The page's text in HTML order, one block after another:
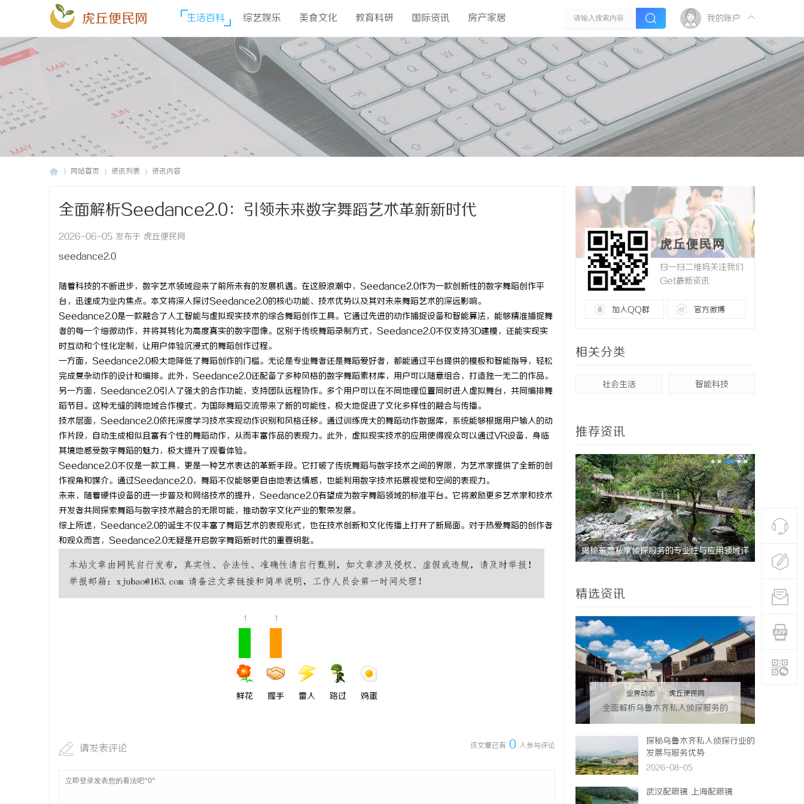
虎丘便民网 生活百科 综艺娱乐 美食文化 教育科研 国际资讯 房产家居 我的账户
网站首页 资讯列表 资讯内容
全面解析Seedance2.0：引领未来数字舞蹈艺术革新新时代
2026-06-05 发布于 虎丘便民网
seedance2.0
随着科技的不断进步，数字艺术领域迎来了前所未有的发展机遇。在这股浪潮中，Seedance2.0作为一款创新性的数字舞蹈创作平
台，迅速成为业内焦点。本文将深入探讨Seedance2.0的核心功能、技术优势以及其对未来舞蹈艺术的深远影响。
Seedance2.0是一款融合了人工智能与虚拟现实技术的综合舞蹈创作工具。它通过先进的动作捕捉设备和智能算法，能够精准捕捉舞
者的每一个细微动作，并将其转化为高度真实的数字图像。区别于传统舞蹈录制方式，Seedance2.0不仅支持3D建模，还能实现实
时互动和个性化定制，让用户体验沉浸式的舞蹈创作过程。
一方面，Seedance2.0极大地降低了舞蹈创作的门槛。无论是专业舞者还是舞蹈爱好者，都能通过平台提供的模板和智能指导，轻松
完成复杂动作的设计和编排。此外，Seedance2.0还配备了多种风格的数字舞蹈素材库，用户可以随意组合，打造独一无二的作品。
另一方面，Seedance2.0引入了强大的合作功能，支持团队远程协作。多个用户可以在不同地理位置同时进入虚拟舞台，共同编排舞
蹈节目。这种无缝的跨地域合作模式，为国际舞蹈交流带来了新的可能性，极大地促进了文化多样性的融合与传播。
技术层面，Seedance2.0依托深度学习技术实现动作识别和风格迁移。通过训练庞大的舞蹈动作数据库，系统能够根据用户输入的动
作片段，自动生成相似且富有个性的舞蹈动作，从而丰富作品的表现力。此外，虚拟现实技术的应用使得观众可以通过VR设备，身临
其境地感受数字舞蹈的魅力，极大提升了观看体验。
Seedance2.0不仅是一款工具，更是一种艺术表达的革新手段。它打破了传统舞蹈与数字技术之间的界限，为艺术家提供了全新的创
作视角和媒介。通过Seedance2.0，舞蹈不仅能够更自由地表达情感，也能利用数字技术拓展视觉和空间的表现力。
未来，随着硬件设备的进一步普及和网络技术的提升，Seedance2.0有望成为数字舞蹈领域的标准平台。它将激励更多艺术家和技术
开发者共同探索舞蹈与数字技术融合的无限可能，推动数字文化产业的繁荣发展。
综上所述，Seedance2.0的诞生不仅丰富了舞蹈艺术的表现形式，也在技术创新和文化传播上打开了新局面。对于热爱舞蹈的创作者
和观众而言，Seedance2.0无疑是开启数字舞蹈新时代的重要钥匙。
1
鲜花
1
握手 雷人 路过 鸡蛋
该文章已有 0 人参与评论
请发表评论
虎丘便民网
扫一扫二维码关注我们
Get最新资讯
加入QQ群 官方微博
相关分类
社会生活 智能科技
推荐资讯
武汉配眼镜 上海配眼镜 武汉配眼镜 上海配眼镜 揭秘东莞私家侦探服务的专业性与应用领域详 揭秘昆明
分析
精选资讯
业界动态 | 虎丘便民网
全面解析乌鲁木齐私人侦探服务的
探秘乌鲁木齐私人侦探行业的
发展与服务优势
2026-08-05
武汉配眼镜 上海配眼镜